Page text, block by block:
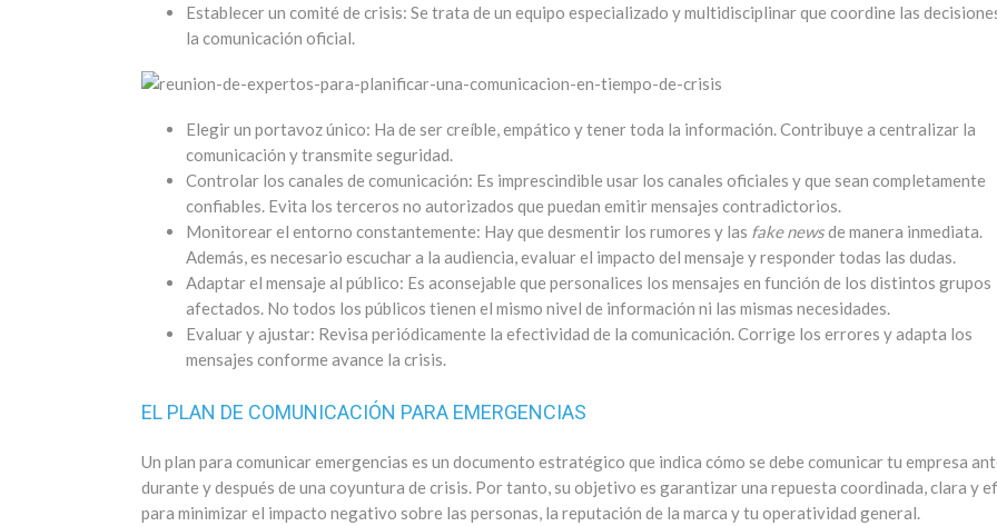
Establecer un comité de crisis: Se trata de un equipo especializado y multidisciplinar que coordine las
la comunicación oficial.
Elegir un portavoz único: Ha de ser creíble, empático y tener toda la información. Contribuye a centralizar la
comunicación y transmite seguridad.
Controlar los canales de comunicación: Es imprescindible usar los canales oficiales y que sean completamente
confiables. Evita los terceros no autorizados que puedan emitir mensajes contradictorios.
Monitorear el entorno constantemente: Hay que desmentir los rumores y las fake newsde manera inmediata.
Además, es necesario escuchar a la audiencia, evaluar el impacto del mensaje y responder todas las dudas.
Adaptar el mensaje al público: Es aconsejable que personalices los mensajes en función de los distintos grupos
afectados. No todos los públicos tienen el mismo nivel de información ni las mismas necesidades.
Evaluar y ajustar: Revisa periódicamente la efectividad de la comunicación. Corrige los errores y adapta los
mensajes conforme avance la crisis.
EL PLAN DE COMUNICACIÓN PARA EMERGENCIAS
Un plan para comunicar emergencias es un documento estratégico que indica cómo se debe comunicar tu empresa
durante y después de una coyuntura de crisis. Por tanto, su objetivo es garantizar una repuesta coordinada, clara y
para minimizar el impacto negativo sobre las personas, la reputación de la marca y tu operatividad general.